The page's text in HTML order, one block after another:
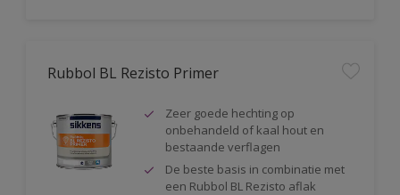
Rubbol BL Rezisto Primer
Zeer goede hechting op
onbehandeld of kaal hout en
bestaande verflagen
De beste basis in combinatie met
een Rubbol BL Rezisto aflak